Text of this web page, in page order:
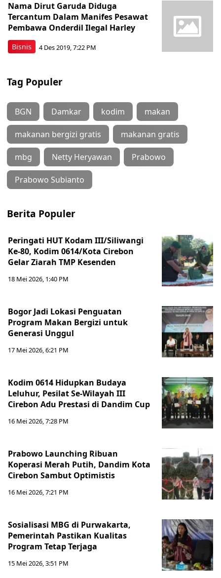
Bisnis
Nama Dirut Garuda Diduga
Tercantum Dalam Manifes Pesawat
Pembawa Onderdil Ilegal Harley
4 Des 2019, 7:22 PM
Tag Populer
BGN Damkar kodim makan
makanan bergizi gratis makanan gratis
mbg Netty Heryawan Prabowo
Prabowo Subianto
Berita Populer
Peringati HUT Kodam III/Siliwangi
Ke-80, Kodim 0614/Kota Cirebon
Gelar Ziarah TMP Kesenden
18 Mei 2026, 1:40 PM
Bogor Jadi Lokasi Penguatan
Program Makan Bergizi untuk
Generasi Unggul
17 Mei 2026, 6:21 PM
Kodim 0614 Hidupkan Budaya
Leluhur, Pesilat Se-Wilayah III
Cirebon Adu Prestasi di Dandim Cup
16 Mei 2026, 7:28 PM
Prabowo Launching Ribuan
Koperasi Merah Putih, Dandim Kota
Cirebon Sambut Optimistis
16 Mei 2026, 7:21 PM
Sosialisasi MBG di Purwakarta,
Pemerintah Pastikan Kualitas
Program Tetap Terjaga
15 Mei 2026, 3:51 PM